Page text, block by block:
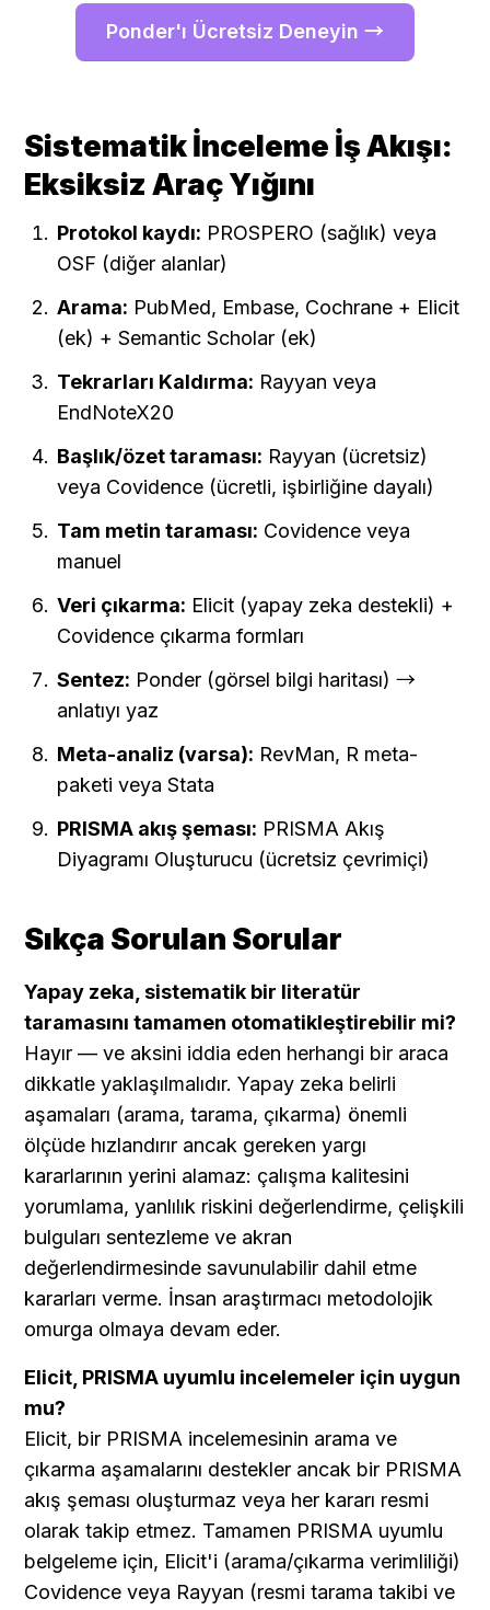
Ponder'ı Ücretsiz Deneyin →
Sistematik İnceleme İş Akışı:
Eksiksiz Araç Yığını
Protokol kaydı: PROSPERO (sağlık) veya
OSF (diğer alanlar)
Arama: PubMed, Embase, Cochrane + Elicit
(ek) + Semantic Scholar (ek)
Tekrarları Kaldırma: Rayyan veya
EndNoteX20
Başlık/özet taraması: Rayyan (ücretsiz)
veya Covidence (ücretli, işbirliğine dayalı)
Tam metin taraması: Covidence veya
manuel
Veri çıkarma: Elicit (yapay zeka destekli) +
Covidence çıkarma formları
Sentez: Ponder (görsel bilgi haritası) →
anlatıyı yaz
Meta-analiz (varsa): RevMan, R meta-
paketi veya Stata
PRISMA akış şeması: PRISMA Akış
Diyagramı Oluşturucu (ücretsiz çevrimiçi)
Sıkça Sorulan Sorular
Yapay zeka, sistematik bir literatür
taramasını tamamen otomatikleştirebilir mi?
Hayır — ve aksini iddia eden herhangi bir araca
dikkatle yaklaşılmalıdır. Yapay zeka belirli
aşamaları (arama, tarama, çıkarma) önemli
ölçüde hızlandırır ancak gereken yargı
kararlarının yerini alamaz: çalışma kalitesini
yorumlama, yanlılık riskini değerlendirme, çelişkili
bulguları sentezleme ve akran
değerlendirmesinde savunulabilir dahil etme
kararları verme. İnsan araştırmacı metodolojik
omurga olmaya devam eder.
Elicit, PRISMA uyumlu incelemeler için uygun
mu?
Elicit, bir PRISMA incelemesinin arama ve
çıkarma aşamalarını destekler ancak bir PRISMA
akış şeması oluşturmaz veya her kararı resmi
olarak takip etmez. Tamamen PRISMA uyumlu
belgeleme için, Elicit'i (arama/çıkarma verimliliği)
Covidence veya Rayyan (resmi tarama takibi ve